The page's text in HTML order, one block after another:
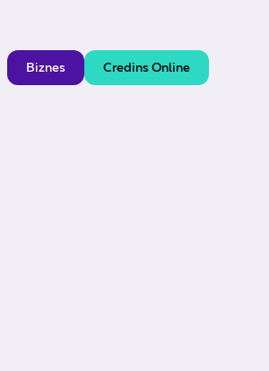
Biznes Credins Online